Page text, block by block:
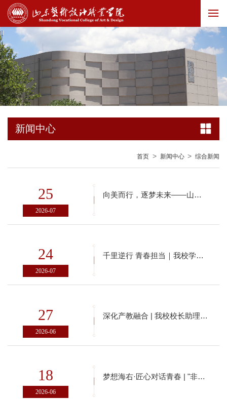
新闻中心
首页 > 新闻中心 > 综合新闻
25
2026-07
向美而行，逐梦未来——山东艺术设计职业学院第八届全国大学生艺术展演 校级展演圆满落幕
24
2026-07
千里逆行 青春担当｜我校学子积极投身广西洪涝灾区一线
27
2026-06
深化产教融合 | 我校校长助理王承斌、刘春国受聘黄河创立方赋能黄河双创提质升级
18
2026-06
梦想海右·匠心对话青春 | "非遗主题阅读空间"第十站走进山东艺术设计职业学院暨非遗传承人进校园聘任仪式